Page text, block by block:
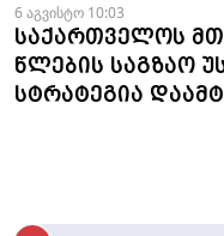
6 აგვისტო 10:03
საქართველოს
წლების საგზაო
სტრატეგია